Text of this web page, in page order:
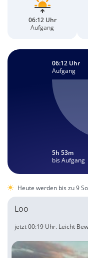
06:12 Uhr
Aufgang
5h 53m
bis Aufgang
06:12 Uhr
Aufgang
Heute werden bis zu 9
Loo
jetzt 00:19 Uhr. Leicht